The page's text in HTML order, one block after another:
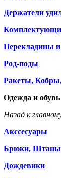
Держатели
Перекладины
Род-поды
Ракеты,
Одежда и обувь
Назад к
Акссесуары
Брюки, Штаны
Дождевики